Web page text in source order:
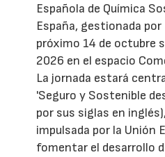
Española de Química
España, gestionada por
próximo 14 de octubre
2026 en el espacio
La jornada estará
'Seguro y Sostenible
por sus siglas en
impulsada por la Unión
fomentar el desarrollo